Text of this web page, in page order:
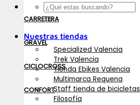
Buscar
por:
Nuestras tiendas
Specialized Valencia
Trek Valencia
Tienda Ebikes Valencia
Multimarca Requena
Staff tienda de bicicletas
Filosofía
CARRETERA
GRAVEL
CICLOCROSS
CONFORT